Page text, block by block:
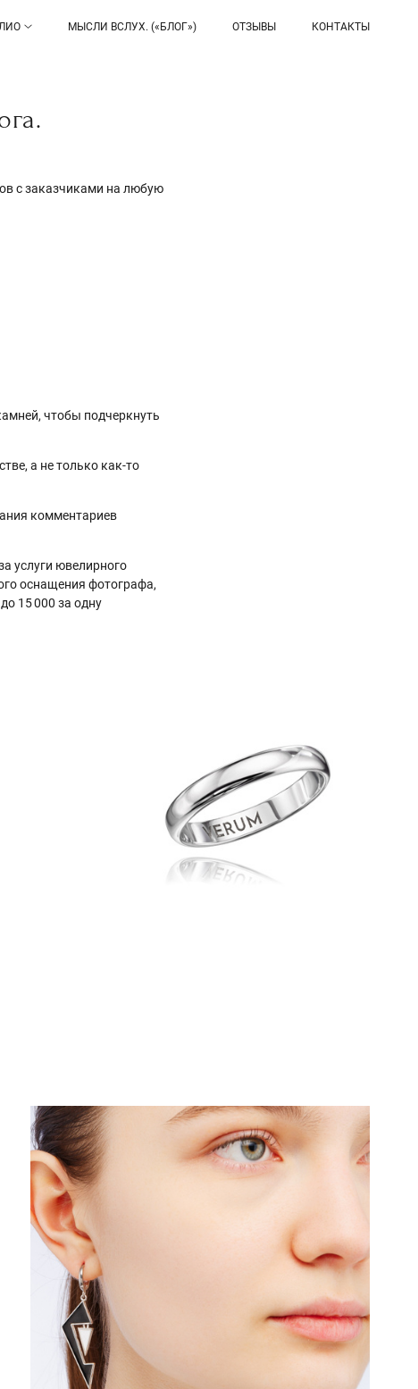
МЫСЛИ ВСЛУХ. («БЛОГ») ОТЗЫВЫ КОНТАКТЫ
с заказчиками на любую
чтобы подчеркнуть
а не только как-то
комментариев
услуги ювелирного
оснащения фотографа,
15 000 за одну